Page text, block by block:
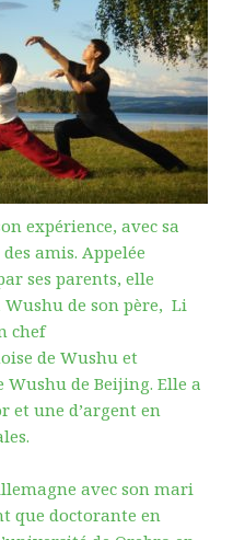
expérience, avec sa
amis. Appelée
ses parents, elle
de son père, Li
chef
de Wushu et
Wushu de Beijing. Elle a
et une d’argent en
avec son mari
que doctorante en